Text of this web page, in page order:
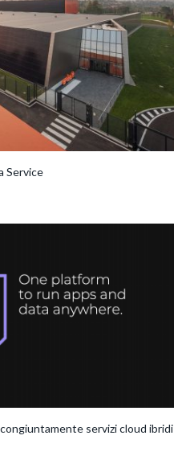
Service
servizi cloud ibridi